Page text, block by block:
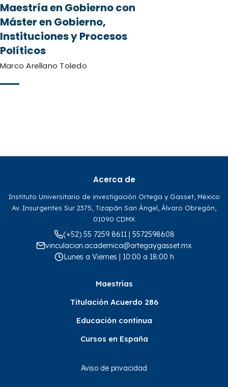
Maestría en Gobierno con
Máster en Gobierno,
Instituciones y Procesos
Políticos
Marco Arellano Toledo
Acerca de
Instituto Universitario de investigación Ortega y Gasset, México
Av. Insurgentes Sur 2375, Tizapán San Ángel, Álvaro Obregón,
01090 CDMX
(+52) 55 7259 8611 | 5572598608
vinculacion.academica@ortegaygasset.mx
Lunes a Viernes | 10:00 a 18:00 h
Maestrías
Titulación Acuerdo 286
Educación continua
Cursos en España
Aviso de privacidad